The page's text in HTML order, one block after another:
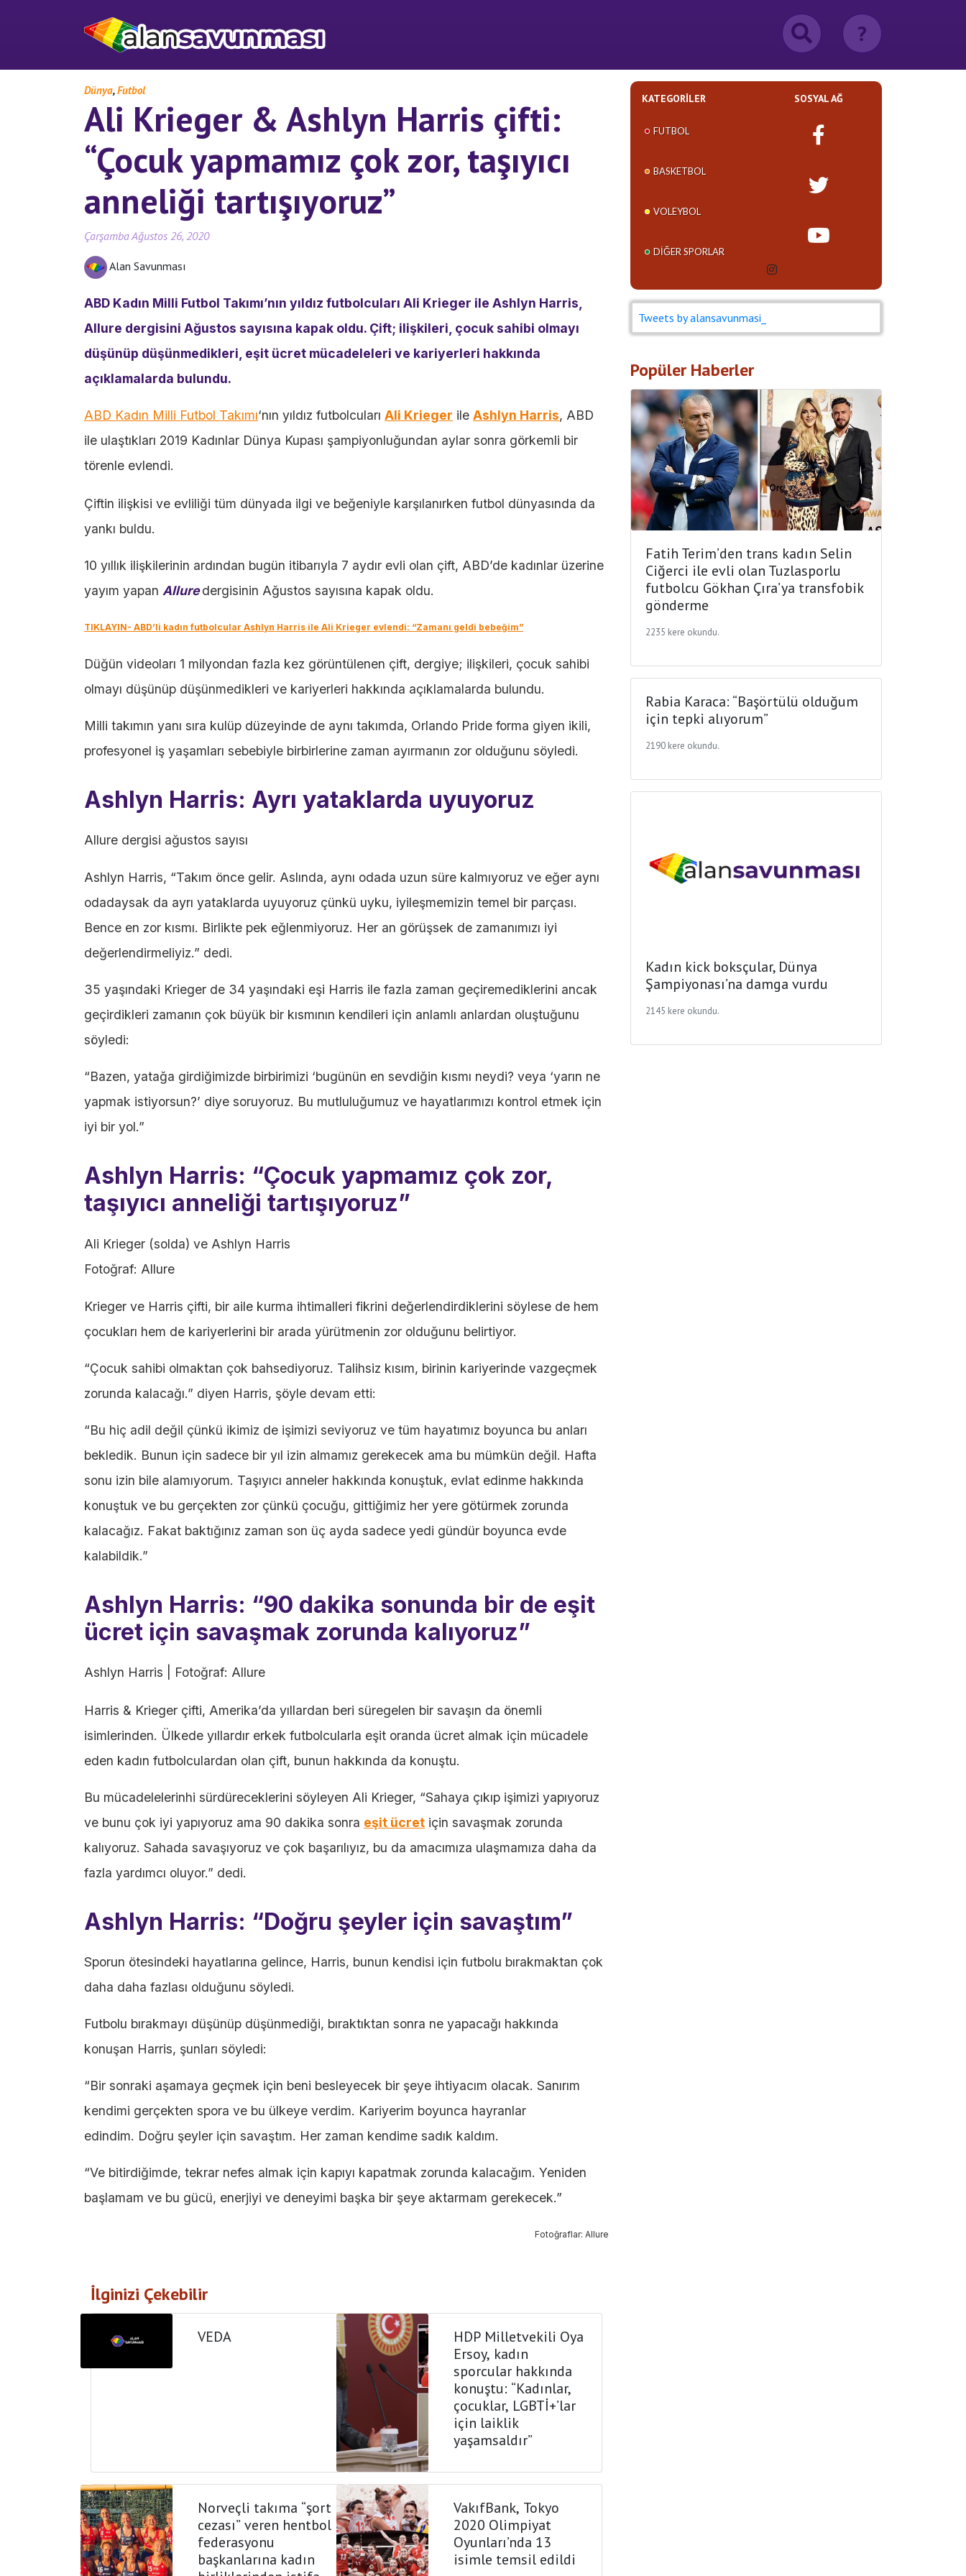
?
Dünya,Futbol
Ali Krieger & Ashlyn Harris çifti:
“Çocuk yapmamız çok zor, taşıyıcı
anneliği tartışıyoruz”
Çarşamba Ağustos 26, 2020
Alan Savunması
ABD Kadın Milli Futbol Takımı’nın yıldız futbolcuları Ali Krieger ile Ashlyn Harris,
Allure dergisini Ağustos sayısına kapak oldu. Çift; ilişkileri, çocuk sahibi olmayı
düşünüp düşünmedikleri, eşit ücret mücadeleleri ve kariyerleri hakkında
açıklamalarda bulundu.
ABD Kadın Milli Futbol Takımı‘nın yıldız futbolcuları Ali Krieger ile Ashlyn Harris, ABD
ile ulaştıkları 2019 Kadınlar Dünya Kupası şampiyonluğundan aylar sonra görkemli bir
törenle evlendi.
Çiftin ilişkisi ve evliliği tüm dünyada ilgi ve beğeniyle karşılanırken futbol dünyasında da
yankı buldu.
10 yıllık ilişkilerinin ardından bugün itibarıyla 7 aydır evli olan çift, ABD’de kadınlar üzerine
yayım yapan Alluredergisinin Ağustos sayısına kapak oldu.
TIKLAYIN- ABD’li kadın futbolcular Ashlyn Harris ile Ali Krieger evlendi: “Zamanı geldi bebeğim”
Düğün videoları 1 milyondan fazla kez görüntülenen çift, dergiye; ilişkileri, çocuk sahibi
olmayı düşünüp düşünmedikleri ve kariyerleri hakkında açıklamalarda bulundu.
Milli takımın yanı sıra kulüp düzeyinde de aynı takımda, Orlando Pride forma giyen ikili,
profesyonel iş yaşamları sebebiyle birbirlerine zaman ayırmanın zor olduğunu söyledi.
Ashlyn Harris: Ayrı yataklarda uyuyoruz
Allure dergisi ağustos sayısı
Ashlyn Harris, “Takım önce gelir. Aslında, aynı odada uzun süre kalmıyoruz ve eğer aynı
odadaysak da ayrı yataklarda uyuyoruz çünkü uyku, iyileşmemizin temel bir parçası.
Bence en zor kısmı. Birlikte pek eğlenmiyoruz. Her an görüşsek de zamanımızı iyi
değerlendirmeliyiz.” dedi.
35 yaşındaki Krieger de 34 yaşındaki eşi Harris ile fazla zaman geçiremediklerini ancak
geçirdikleri zamanın çok büyük bir kısmının kendileri için anlamlı anlardan oluştuğunu
söyledi:
“Bazen, yatağa girdiğimizde birbirimizi ‘bugünün en sevdiğin kısmı neydi? veya ‘yarın ne
yapmak istiyorsun?’ diye soruyoruz. Bu mutluluğumuz ve hayatlarımızı kontrol etmek için
iyi bir yol.”
Ashlyn Harris: “Çocuk yapmamız çok zor,
taşıyıcı anneliği tartışıyoruz”
Ali Krieger (solda) ve Ashlyn Harris
Fotoğraf: Allure
Krieger ve Harris çifti, bir aile kurma ihtimalleri fikrini değerlendirdiklerini söylese de hem
çocukları hem de kariyerlerini bir arada yürütmenin zor olduğunu belirtiyor.
“Çocuk sahibi olmaktan çok bahsediyoruz. Talihsiz kısım, birinin kariyerinde vazgeçmek
zorunda kalacağı.” diyen Harris, şöyle devam etti:
“Bu hiç adil değil çünkü ikimiz de işimizi seviyoruz ve tüm hayatımız boyunca bu anları
bekledik. Bunun için sadece bir yıl izin almamız gerekecek ama bu mümkün değil. Hafta
sonu izin bile alamıyorum. Taşıyıcı anneler hakkında konuştuk, evlat edinme hakkında
konuştuk ve bu gerçekten zor çünkü çocuğu, gittiğimiz her yere götürmek zorunda
kalacağız. Fakat baktığınız zaman son üç ayda sadece yedi gündür boyunca evde
kalabildik.”
Ashlyn Harris: “90 dakika sonunda bir de eşit
ücret için savaşmak zorunda kalıyoruz”
Ashlyn Harris | Fotoğraf: Allure
Harris & Krieger çifti, Amerika’da yıllardan beri süregelen bir savaşın da önemli
isimlerinden. Ülkede yıllardır erkek futbolcularla eşit oranda ücret almak için mücadele
eden kadın futbolculardan olan çift, bunun hakkında da konuştu.
Bu mücadelelerinhi sürdüreceklerini söyleyen Ali Krieger, “Sahaya çıkıp işimizi yapıyoruz
ve bunu çok iyi yapıyoruz ama 90 dakika sonra eşit ücret için savaşmak zorunda
kalıyoruz. Sahada savaşıyoruz ve çok başarılıyız, bu da amacımıza ulaşmamıza daha da
fazla yardımcı oluyor.” dedi.
Ashlyn Harris: “Doğru şeyler için savaştım”
Sporun ötesindeki hayatlarına gelince, Harris, bunun kendisi için futbolu bırakmaktan çok
daha daha fazlası olduğunu söyledi.
Futbolu bırakmayı düşünüp düşünmediği, bıraktıktan sonra ne yapacağı hakkında
konuşan Harris, şunları söyledi:
“Bir sonraki aşamaya geçmek için beni besleyecek bir şeye ihtiyacım olacak. Sanırım
kendimi gerçekten spora ve bu ülkeye verdim. Kariyerim boyunca hayranlar
edindim. Doğru şeyler için savaştım. Her zaman kendime sadık kaldım.
“Ve bitirdiğimde, tekrar nefes almak için kapıyı kapatmak zorunda kalacağım. Yeniden
başlamam ve bu gücü, enerjiyi ve deneyimi başka bir şeye aktarmam gerekecek.”
Fotoğraflar: Allure
İlginizi Çekebilir
VEDA
HDP Milletvekili Oya
Ersoy, kadın
sporcular hakkında
konuştu: “Kadınlar,
çocuklar, LGBTİ+’lar
için laiklik
yaşamsaldır”
Norveçli takıma “şort
cezası” veren hentbol
federasyonu
başkanlarına kadın
VakıfBank, Tokyo
2020 Olimpiyat
Oyunları’nda 13
isimle temsil edildi
KATEGORILER
FUTBOL
BASKETBOL
VOLEYBOL
DIĞER SPORLAR
SOSYAL AĞ
Tweets by alansavunmasi_
Popüler Haberler
Fatih Terim’den trans kadın Selin
Ciğerci ile evli olan Tuzlasporlu
futbolcu Gökhan Çıra’ya transfobik
gönderme
2235 kere okundu.
Rabia Karaca: “Başörtülü olduğum
için tepki alıyorum”
2190 kere okundu.
Kadın kick boksçular, Dünya
Şampiyonası’na damga vurdu
2145 kere okundu.